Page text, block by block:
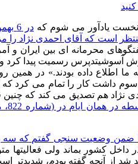
یادآور می شوم کهدر 6
است که آقای احمدی نژاد را
محرمانه ای بین ایران و
آسوشیتدپرس رسمیت پیدا کرد
ما اطلاع داده بودند.» در همین
سوم داشت کار را تمام می کرد
نژاد هم تصدیق می کند که چنین
در همان ایام در(شماره 822،
وضعیت سنجی گفتم که سه
داخل کشور بماند ولی
شد از آنچه گفته بودم، شدیدتر